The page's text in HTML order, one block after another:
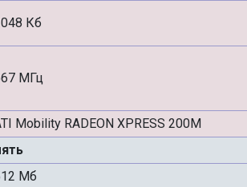
Кб
МГц
Mobility RADEON XPRESS 200M
Мб